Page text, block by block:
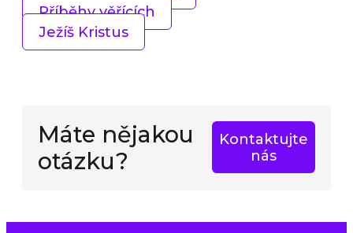
Příběhy věřících
Ježíš Kristus
Máte nějakou
otázku?
Kontaktujte
nás